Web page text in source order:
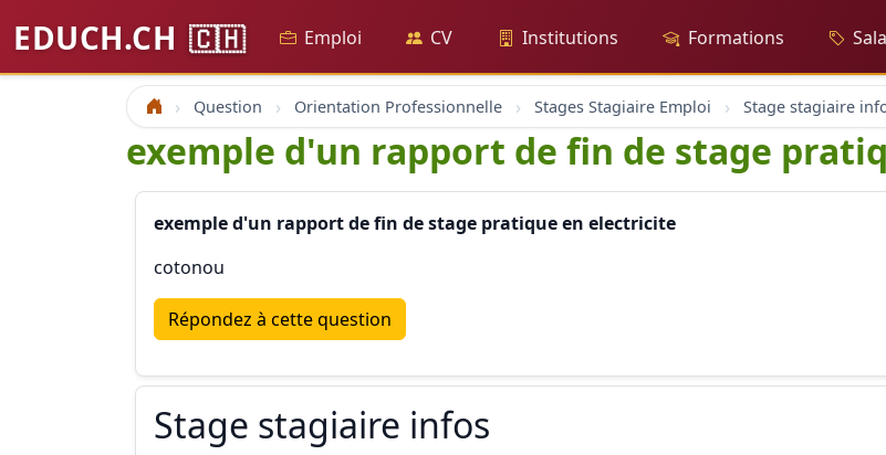
EDUCH.CH 🇨🇭 Emploi CV Institutions Formations
Accueil Question Orientation Professionnelle Stages Stagiaire Emploi Stage stagiaire
exemple d'un rapport de fin de stage
exemple d'un rapport de fin de stage pratique en electricite
cotonou
Répondez à cette question
Stage stagiaire infos